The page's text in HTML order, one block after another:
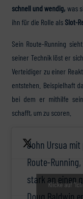
schnell und wendig, was
ihn für die Rolle alsSlot-
Sein Route-Running
seiner Technik löst er
Verteidiger zu einer
entstehen. Beispielhaft
bei dem er mithilfe
schafft, um zu scoren.
John Ursua mit
Route-
stark an einen
Doug Baldwin
Klicke auf